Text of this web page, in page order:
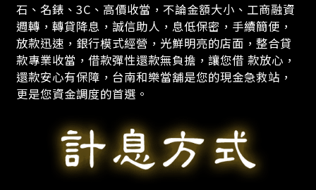
石、名錶、3C、高價收當，不論金額大小、工商融資
週轉，轉貸降息，誠信助人，息低保密，手續簡便，
放款迅速，銀行模式經營，光鮮明亮的店面，整合貸
款專業收當，借款彈性還款無負擔，讓您借 款放心，
還款安心有保障，台南和樂當舖是您的現金急救站，
更是您資金調度的首選。